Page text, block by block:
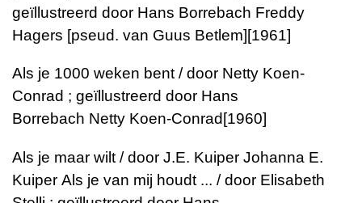
geïllustreerd door Hans Borrebach Freddy
Hagers [pseud. van Guus Betlem] [1961]
Als je 1000 weken bent / door Netty Koen-
Conrad ; geïllustreerd door Hans
Borrebach Netty Koen-Conrad [1960]
Als je maar wilt / door J.E. Kuiper Johanna E.
Kuiper Als je van mij houdt ... / door Elisabeth